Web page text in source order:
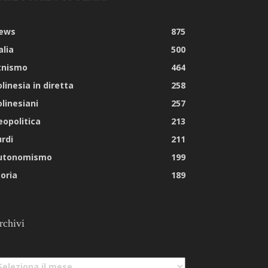
875
500
464
in diretta
258
257
213
211
199
189